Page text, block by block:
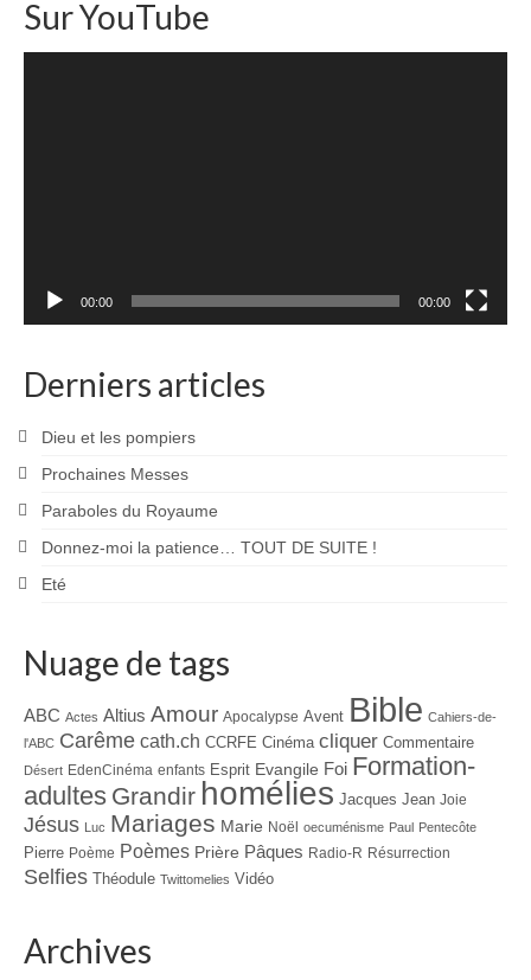
Sur YouTube
00:00 00:00
Derniers articles
Dieu et les pompiers
Prochaines Messes
Paraboles du Royaume
Donnez-moi la patience… TOUT DE SUITE !
Eté
Nuage de tags
ABC Actes Altius Amour Apocalypse Avent Bible Cahiers-de-
l'ABC Carême cath.ch CCRFE Cinéma cliquer Commentaire
Désert EdenCinéma enfants Esprit Evangile Foi Formation-
adultes Grandir homélies Jacques Jean Joie
Jésus Luc Mariages Marie Noël oecuménisme Paul Pentecôte
Pierre Poème Poèmes Prière Pâques Radio-R Résurrection
Selfies Théodule Twittomelies Vidéo
Archives